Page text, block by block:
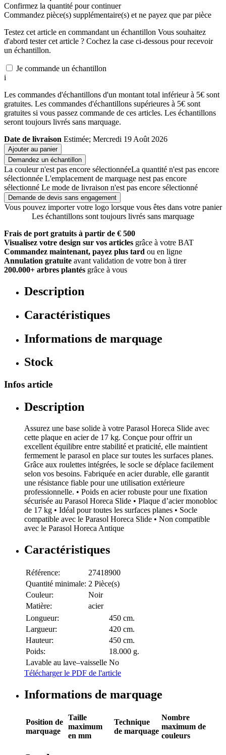
Confirmez la quantité pour continuer
Commandez pièce(s) supplémentaire(s) et ne payez que par pièce
Testez cet article en commandant un échantillon Vous souhaitez
d'abord tester cet article ? Cochez la case ci-dessous pour recevoir
un échantillon.
Je commande un échantillon
i
Les commandes d'échantillons d'un montant total inférieur à 5€ sont
gratuites. Les commandes d'échantillons supérieures à 5€ sont
gratuites si vous passez commande de ces articles. Les échantillons
seront toujours livrés sans marquage.
Date de livraison Estimée; Mercredi 19 Août 2026
Ajouter au panier
Demandez un échantillon
La couleur n'est pas encore sélectionnéeLa quantité n'est pas encore
sélectionnée L'emplacement de marquage nest pas encore
sélectionné Le mode de livraison n'est pas encore sélectionné
Demande de devis sans engagement
Vous pouvez importer votre logo lorsque vous êtes dans votre panier
Les échantillons sont toujours livrés sans marquage
Frais de port gratuits à partir de € 500
Visualisez votre design sur vos articles grâce à votre BAT
Commandez maintenant, payez plus tard ou en ligne
Annulation gratuite avant validation de votre bon à tirer
200.000+ arbres plantés grâce à vous
Description
Caractéristiques
Informations de marquage
Stock
Infos article
Description
Assurez une base solide à votre Parasol Horeca Slide avec
cette plaque en acier de 17 kg. Conçue pour offrir un
excellent équilibre entre stabilité et praticité, elle maintient
fermement le parasol en place sur toutes les surfaces planes.
Grâce aux roulettes intégrées, le socle se déplace facilement
selon vos besoins. Fabriquée en acier durable, elle garantit
une résistance fiable pour une utilisation extérieure
professionnelle. • Poids en acier robuste pour une fixation
sécurisée au Parasol Horeca Slide • Plaque d’acier monobloc
de 17 kg • Idéal pour toutes les surfaces planes • Socle
compatible avec le Parasol Horeca Slide • Non compatible
avec le Parasol Horeca Antique
Caractéristiques
Référence:
27418900
Quantité minimale: 2 Pièce(s)
Couleur:
Noir
Matière:
acier
Longueur:
450 cm.
Largueur:
420 cm.
Hauteur:
450 cm.
Poids:
18.000 g.
Lavable au lave–vaisselle No
Télécharger le PDF de l'article
Informations de marquage
Position de
marquage
Taille
maximum
en mm
Technique
de marquage
Nombre
maximum de
couleurs